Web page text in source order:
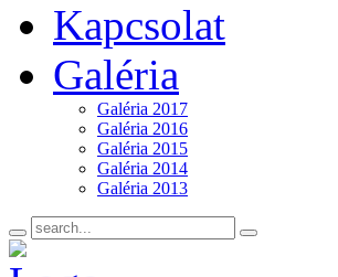
Kapcsolat
Galéria
Galéria 2017
Galéria 2016
Galéria 2015
Galéria 2014
Galéria 2013